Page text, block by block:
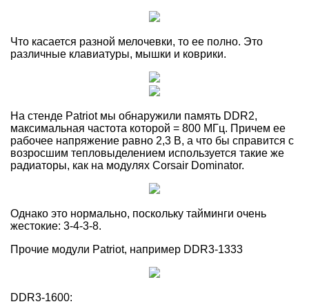
Что касается разной мелочевки, то ее полно. Это
различные клавиатуры, мышки и коврики.
На стенде Patriot мы обнаружили память DDR2,
максимальная частота которой = 800 МГц. Причем ее
рабочее напряжение равно 2,3 В, а что бы справится с
возросшим тепловыделением используется такие же
радиаторы, как на модулях Corsair Dominator.
Однако это нормально, поскольку тайминги очень
жестокие: 3-4-3-8.
Прочие модули Patriot, например DDR3-1333
DDR3-1600: